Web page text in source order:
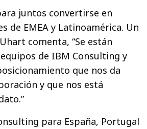
juntos convertirse en
de EMEA y Latinoamérica. Un
comenta, “Se están
de IBM Consulting y
que nos da
y que nos está
para España, Portugal